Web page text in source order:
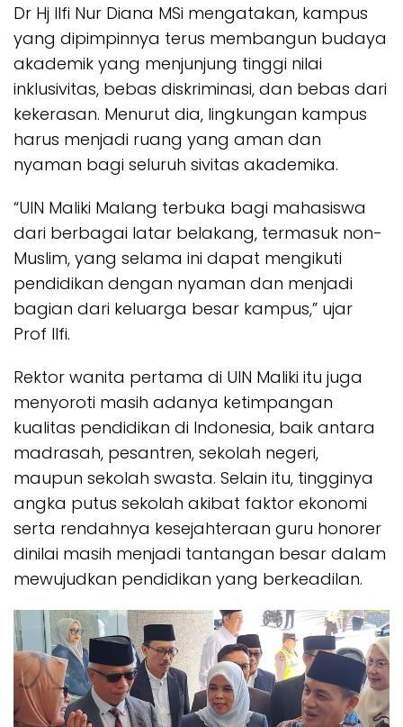
Dr Hj Ilfi Nur Diana MSi mengatakan, kampus
yang dipimpinnya terus membangun budaya
akademik yang menjunjung tinggi nilai
inklusivitas, bebas diskriminasi, dan bebas dari
kekerasan. Menurut dia, lingkungan kampus
harus menjadi ruang yang aman dan
nyaman bagi seluruh sivitas akademika.
“UIN Maliki Malang terbuka bagi mahasiswa
dari berbagai latar belakang, termasuk non-
Muslim, yang selama ini dapat mengikuti
pendidikan dengan nyaman dan menjadi
bagian dari keluarga besar kampus,” ujar
Prof Ilfi.
Rektor wanita pertama di UIN Maliki itu juga
menyoroti masih adanya ketimpangan
kualitas pendidikan di Indonesia, baik antara
madrasah, pesantren, sekolah negeri,
maupun sekolah swasta. Selain itu, tingginya
angka putus sekolah akibat faktor ekonomi
serta rendahnya kesejahteraan guru honorer
dinilai masih menjadi tantangan besar dalam
mewujudkan pendidikan yang berkeadilan.